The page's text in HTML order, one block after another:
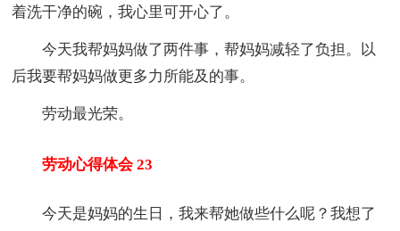
着洗干净的碗，我心里可开心了。
今天我帮妈妈做了两件事，帮妈妈减轻了负担。以
后我要帮妈妈做更多力所能及的事。
劳动最光荣。
劳动心得体会 23
今天是妈妈的生日，我来帮她做些什么呢？我想了